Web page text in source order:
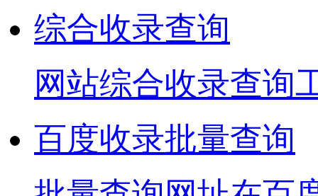
综合收录查询
网站综合收录查询
百度收录批量查询